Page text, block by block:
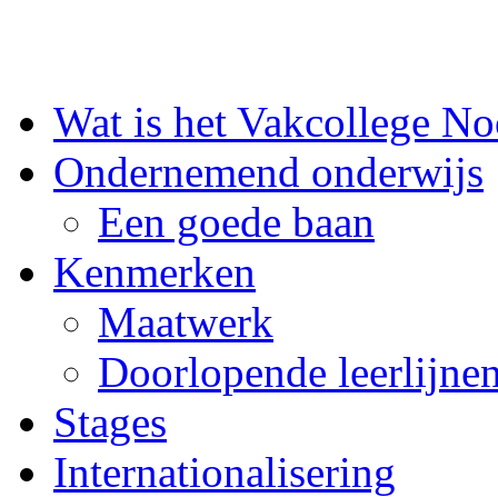
Wat is het Vakcollege
Ondernemend onderwijs
Een goede baan
Kenmerken
Maatwerk
Doorlopende
Stages
Internationalisering